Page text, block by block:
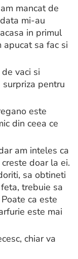
mancat de
mi-au
in primul
apucat sa fac si
vaci si
pentru
este
din ceea ce
am inteles ca
doar la ei.
sa obtineti
trebuie sa
ca este
este mai
chiar va